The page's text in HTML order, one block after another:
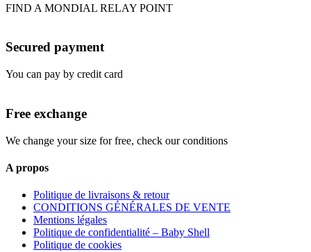
FIND A MONDIAL RELAY POINT
Secured payment
You can pay by credit card
Free exchange
We change your size for free, check our conditions
A propos
Politique de livraisons & retour
CONDITIONS GÉNÉRALES DE VENTE
Mentions légales
Politique de confidentialité – Baby Shell
Politique de cookies